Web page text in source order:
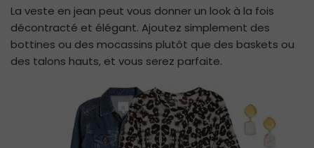
La veste en jean peut vous donner un look à la fois
décontracté et élégant. Ajoutez simplement des
bottines ou des mocassins plutôt que des baskets ou
des talons hauts, et vous serez parfaite.